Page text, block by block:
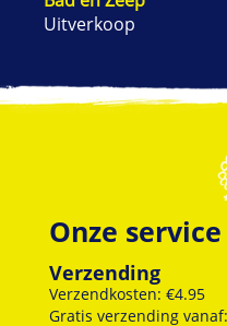
Uitverkoop
Onze service
Verzending
Verzendkosten: €4.95
Gratis verzending